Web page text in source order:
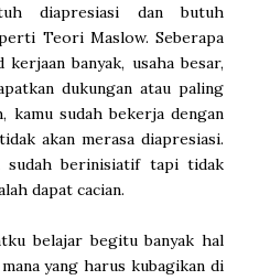
diapresiasi dan butuh
Teori Maslow. Seberapa
banyak, usaha besar,
dukungan atau paling
kamu sudah bekerja dengan
akan merasa diapresiasi.
sudah berinisiatif tapi tidak
dapat cacian.
belajar begitu banyak hal
yang harus kubagikan di